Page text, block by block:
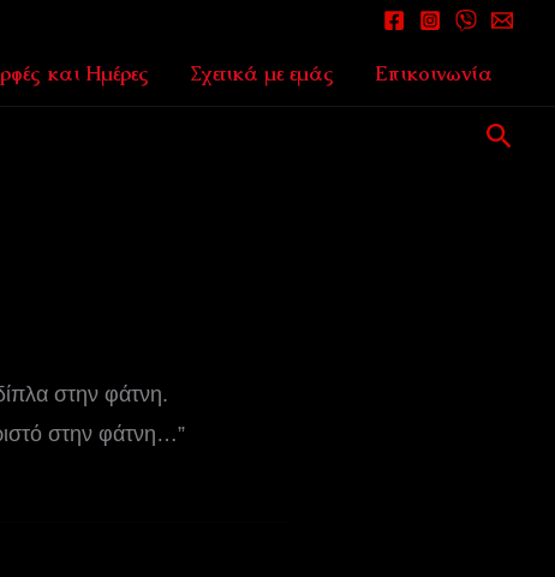
και Ημέρες Σχετικά με εμάς Επικοινωνία
στην φάτνη.
στην φάτνη…”